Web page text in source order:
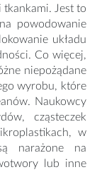
Jest to
powodowanie
układu
Co więcej,
niepożądane
wyrobu, które
Naukowcy
cząsteczek
w
narażone na
lub inne